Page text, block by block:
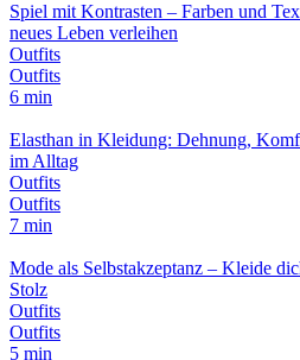
Spiel mit Kontrasten – Farben und
neues Leben verleihen
Outfits
Outfits
6 min
Elasthan in Kleidung: Dehnung,
im Alltag
Outfits
Outfits
7 min
Mode als Selbstakzeptanz – Kleide
Stolz
Outfits
Outfits
5 min